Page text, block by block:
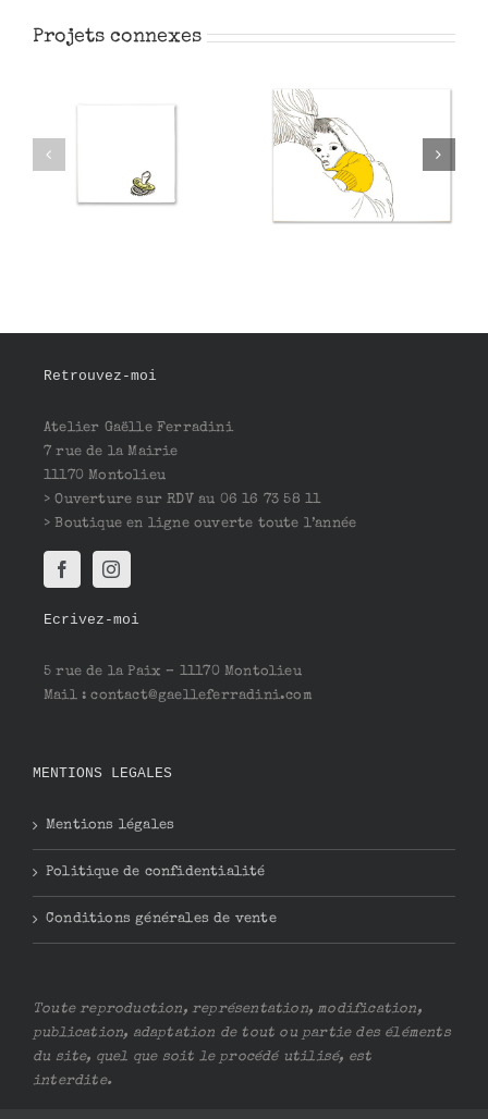
Projets connexes
Yeganeh
Retrouvez-moi
Atelier Gaëlle Ferradini
7 rue de la Mairie
11170 Montolieu
> Ouverture sur RDV au 06 16 73 58 11
> Boutique en ligne ouverte toute l’année
Ecrivez-moi
5 rue de la Paix – 11170 Montolieu
Mail : contact@gaelleferradini.com
MENTIONS LEGALES
Mentions légales
Politique de confidentialité
Conditions générales de vente
Toute reproduction, représentation, modification,
publication, adaptation de tout ou partie des éléments
du site, quel que soit le procédé utilisé, est
interdite.